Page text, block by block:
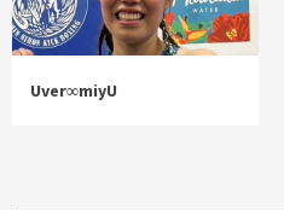
Uver∞miyU